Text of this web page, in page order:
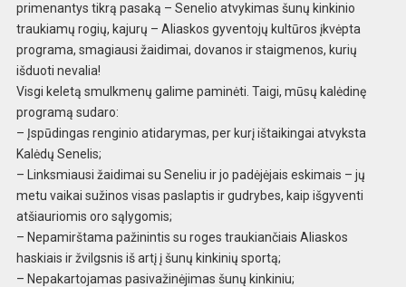
primenantys tikrą pasaką – Senelio atvykimas šunų kinkinio
traukiamų rogių, kajurų – Aliaskos gyventojų kultūros įkvėpta
programa, smagiausi žaidimai, dovanos ir staigmenos, kurių
išduoti nevalia!
Visgi keletą smulkmenų galime paminėti. Taigi, mūsų kalėdinę
programą sudaro:
– Įspūdingas renginio atidarymas, per kurį ištaikingai atvyksta
Kalėdų Senelis;
– Linksmiausi žaidimai su Seneliu ir jo padėjėjais eskimais – jų
metu vaikai sužinos visas paslaptis ir gudrybes, kaip išgyventi
atšiauriomis oro sąlygomis;
– Nepamirštama pažinintis su roges traukiančiais Aliaskos
haskiais ir žvilgsnis iš artį į šunų kinkinių sportą;
– Nepakartojamas pasivažinėjimas šunų kinkiniu;